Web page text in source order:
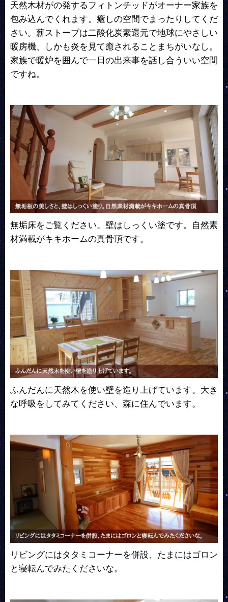
天然木材がの発するフィトンチッドがオーナー家族を
包み込んでくれます。癒しの空間でまったりしてくだ
さい。薪ストーブは二酸化炭素還元で地球にやさしい
暖房機、しかも炎を見て癒されることまちがいなし。
家族で暖炉を囲んで一日の出来事を話し合ういい空間
ですね。
無垢床をご覧ください。壁はしっくい塗です。自然素
材満載がキキホームの真骨頂です。
ふんだんに天然木を使い壁を造り上げています。大き
な呼吸をしてみてください、森に住んでいます。
リビングにはタタミコーナーを併設、たまにはゴロン
と寝転んでみたくださいな。